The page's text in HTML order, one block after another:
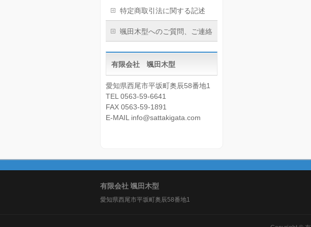
特定商取引法に関する記述
颯田木型へのご質問、ご連絡
有限会社 颯田木型
愛知県西尾市平坂町奥辰58番地1
TEL 0563-59-6641
FAX 0563-59-1891
E-MAIL info@sattakigata.com
有限会社 颯田木型
愛知県西尾市平坂町奥辰58番地1